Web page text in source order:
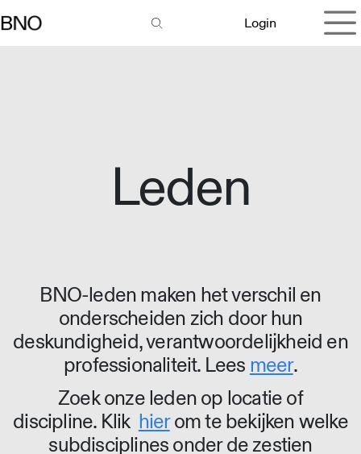
Login
Leden
BNO-leden maken het verschil en
onderscheiden zich door hun
deskundigheid, verantwoordelijkheid en
professionaliteit. Lees meer.
Zoek onze leden op locatie of
discipline. Klik hierom te bekijken welke
subdisciplines onder de zestien